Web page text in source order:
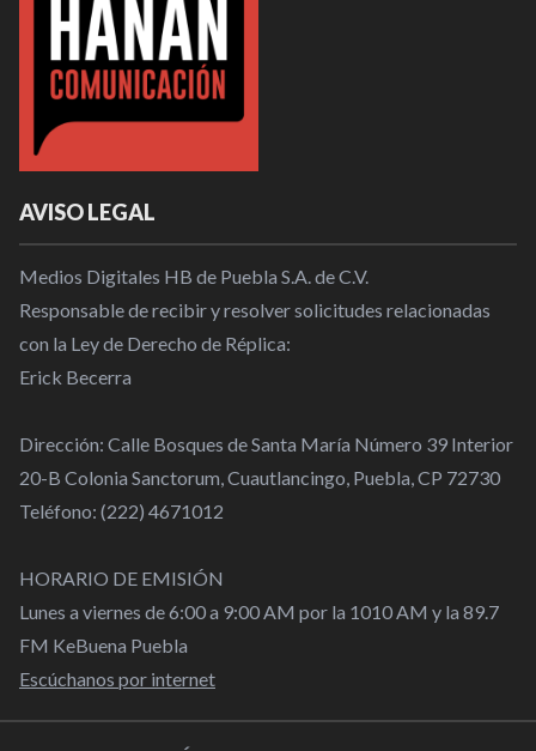
AVISO LEGAL
Medios Digitales HB de Puebla S.A. de C.V.
Responsable de recibir y resolver solicitudes relacionadas
con la Ley de Derecho de Réplica:
Erick Becerra
Dirección: Calle Bosques de Santa María Número 39 Interior
20-B Colonia Sanctorum, Cuautlancingo, Puebla, CP 72730
Teléfono: (222) 4671012
HORARIO DE EMISIÓN
Lunes a viernes de 6:00 a 9:00 AM por la 1010 AM y la 89.7
FM KeBuena Puebla
Escúchanos por internet